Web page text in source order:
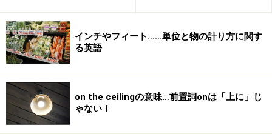
インチやフィート……単位と物の計り方に関す
る英語
on the ceilingの意味…前置詞onは「上に」じ
ゃない！